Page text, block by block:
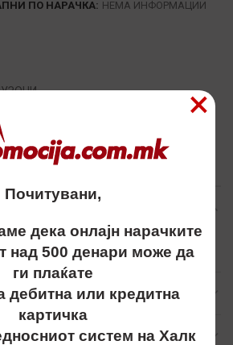
ПО НАРАЧКА: НЕМА ИНФОРМАЦИИ
блузони, unisex
Почитувани,
дека онлајн нарачките
над 500 денари може да
ги плаќате
дебитна или кредитна
картичка
систем на Халк
×